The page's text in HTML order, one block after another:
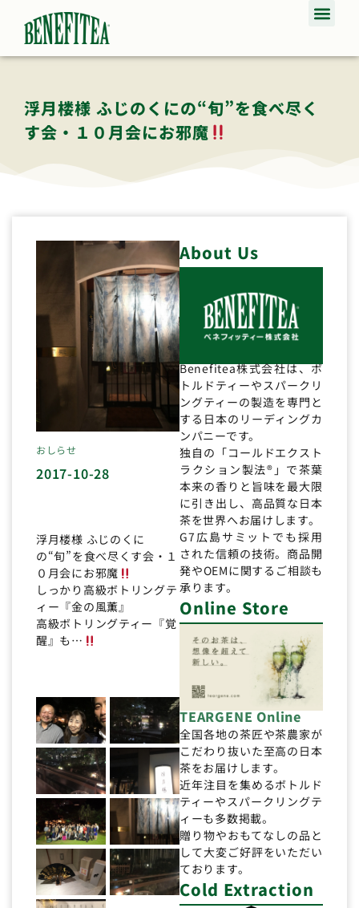
浮月楼様 ふじのくにの“旬”を食べ尽く
す会・１０月会にお邪魔
おしらせ
2017-10-28
浮月楼様 ふじのくに
の“旬”を食べ尽くす会・１
０月会にお邪魔
しっかり高級ボトリングテ
ィー『金の風薫』
高級ボトリングティー『覚
醒』も…
About Us
Benefitea株式会社は、ボ
トルドティーやスパークリ
ングティーの製造を専門と
する日本のリーディングカ
ンパニーです。
独自の「コールドエクスト
ラクション製法®」で茶葉
本来の香りと旨味を最大限
に引き出し、高品質な日本
茶を世界へお届けします。
G7広島サミットでも採用
された信頼の技術。商品開
発やOEMに関するご相談も
承ります。
Online Store
TEARGENE Online
全国各地の茶匠や茶農家が
こだわり抜いた至高の日本
茶をお届けします。
近年注目を集めるボトルド
ティーやスパークリングテ
ィーも多数掲載。
贈り物やおもてなしの品と
して大変ご好評をいただい
ております。
Cold Extraction